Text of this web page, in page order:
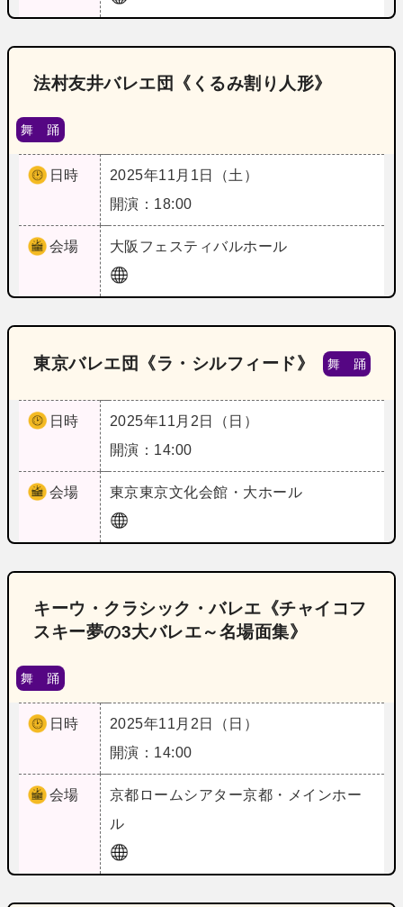
法村友井バレエ団《くるみ割り人形》
舞 踊
日時
2025年11月1日（土）
開演：18:00
会場 大阪 フェスティバルホール
東京バレエ団《ラ・シルフィード》 舞 踊
日時
2025年11月2日（日）
開演：14:00
会場 東京東京文化会館・大ホール
キーウ・クラシック・バレエ《チャイコフ
スキー夢の3大バレエ～名場面集》
舞 踊
日時
2025年11月2日（日）
開演：14:00
会場 京都 ロームシアター京都・メインホー
ル